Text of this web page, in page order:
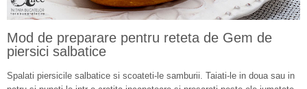
Mod de preparare pentru reteta de Gem de
piersici salbatice
Spalati piersicile salbatice si scoateti-le samburii. Taiati-le in doua sau in